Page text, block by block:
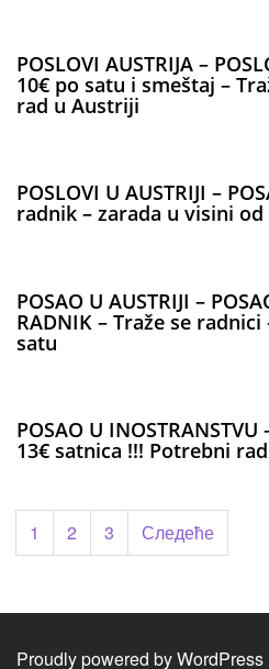
POSLOVI AUSTRIJA –
10€ po satu i smeštaj –
rad u Austriji
POSLOVI U AUSTRIJI –
radnik – zarada u visini
POSAO U AUSTRIJI –
RADNIK – Traže se radnici
satu
POSAO U INOSTRANSTVU
13€ satnica !!! Potrebni
Пагинација
чланака
1 2 3 Следеће
Proudly powered by WordPress